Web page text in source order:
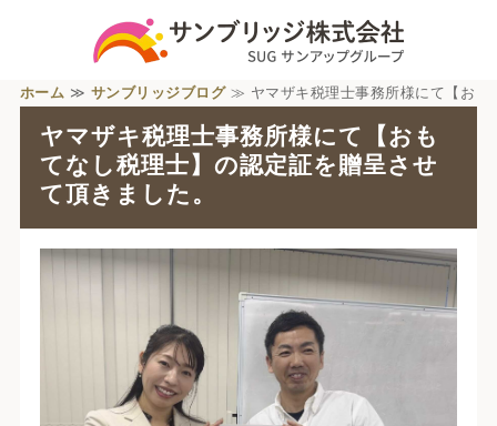
ホーム ≫ サンブリッジブログ≫ ヤマザキ税理士事務所様にて【お
もてなし税理士】の認定証... ≫
ヤマザキ税理士事務所様にて【おも
てなし税理士】の認定証を贈呈させ
て頂きました。